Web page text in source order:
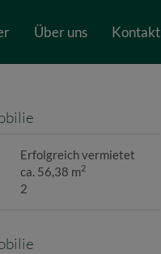
Über uns Kontakt
Erfolgreich vermietet
ca. 56,38 m2
2